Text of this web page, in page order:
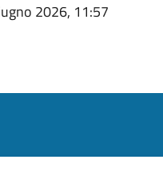
2026, 11:57